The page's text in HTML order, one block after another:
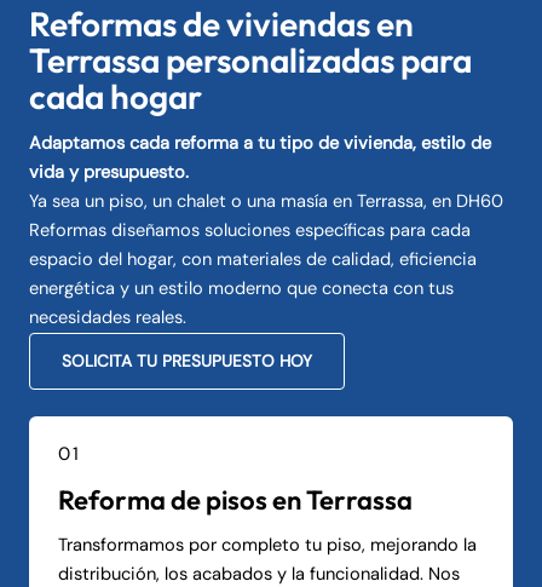
Reformas de viviendas en
Terrassa personalizadas para
cada hogar
Adaptamos cada reforma a tu tipo de vivienda, estilo de
vida y presupuesto.
Ya sea un piso, un chalet o una masía en Terrassa, en DH60
Reformas diseñamos soluciones específicas para cada
espacio del hogar, con materiales de calidad, eficiencia
energética y un estilo moderno que conecta con tus
necesidades reales.
SOLICITA TU PRESUPUESTO HOY
01
Reforma de pisos en Terrassa
Transformamos por completo tu piso, mejorando la
distribución, los acabados y la funcionalidad. Nos